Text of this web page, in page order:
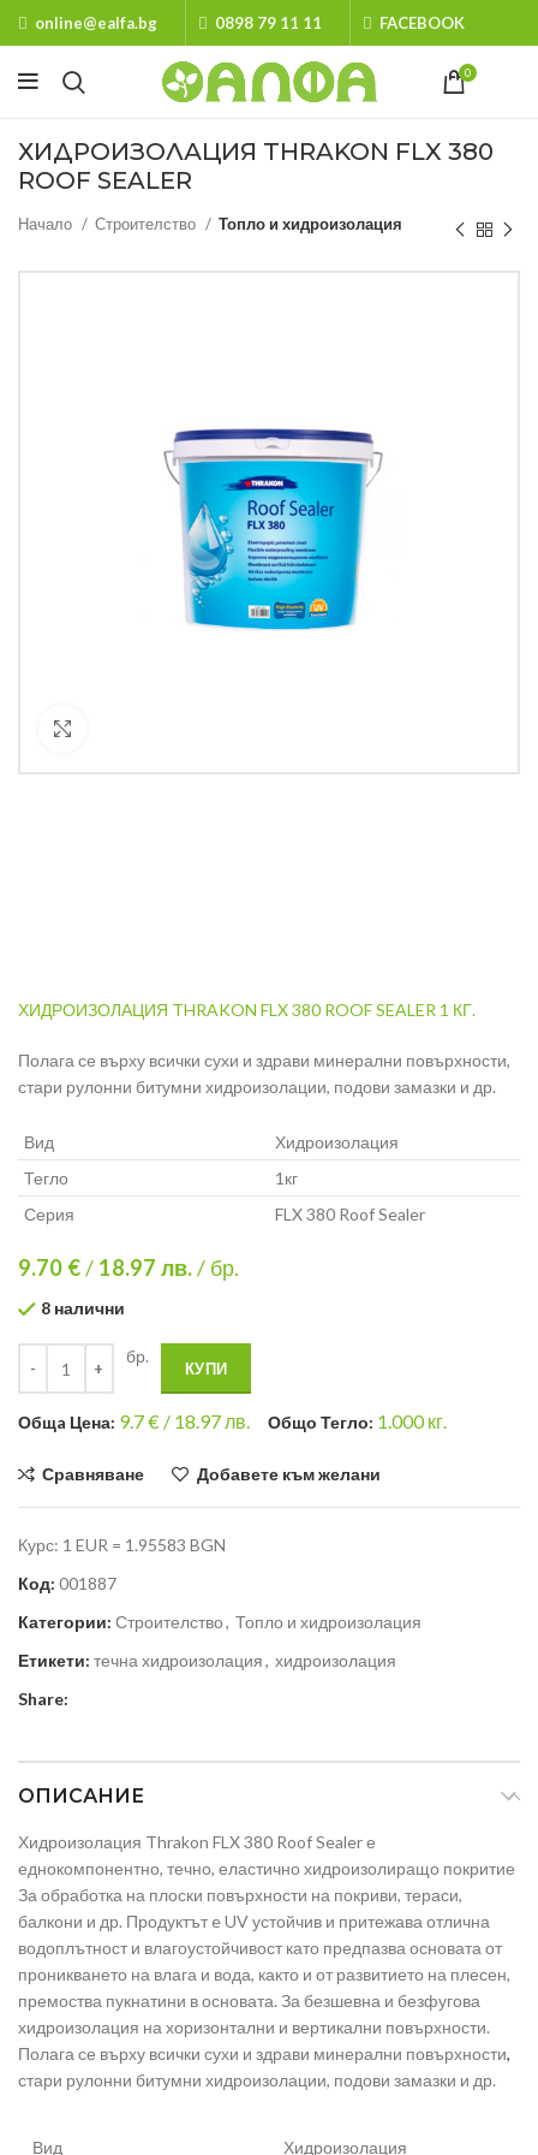
online@ealfa.bg 0898 79 11 11 FACEBOOK
0
ХИДРОИЗОЛАЦИЯ THRAKON FLX 380
ROOF SEALER
Начало Строителство Топло и хидроизолация
ХИДРОИЗОЛАЦИЯ THRAKON FLX 380 ROOF SEALER 1 КГ.
Полага се върху всички сухи и здрави минерални повърхности,
стари рулонни битумни хидроизолации, подови замазки и др.
Вид
Хидроизолация
Тегло
1кг
Серия
FLX 380 Roof Sealer
9.70 €/ 18.97 лв./ бр.
8 налични
бр.
КУПИ
Общa Цена: 9.7€ / 18.97 лв. Общо Тегло: 1.000кг.
Сравняване Добавете към желани
Курс: 1 EUR = 1.95583 BGN
Код: 001887
Категории: Строителство, Топло и хидроизолация
Етикети: течна хидроизолация, хидроизолация
Share:
ОПИСАНИЕ
Хидроизолация Thrakon FLX 380 Roof Sealer е
еднокомпонентно, течно, еластично хидроизолиращо покритие
За обработка на плоски повърхности на покриви, тераси,
балкони и др. Продуктът e UV устойчив и притежава отлична
водоплътност и влагоустойчивост като предпазва основата от
проникването на влага и вода, както и от развитието на плесен,
премоства пукнатини в основата. За безшевна и безфугова
хидроизолация на хоризонтални и вертикални повърхности.
Полага се върху всички сухи и здрави минерални повърхности,
стари рулонни битумни хидроизолации, подови замазки и др.
Вид Хидроизолация